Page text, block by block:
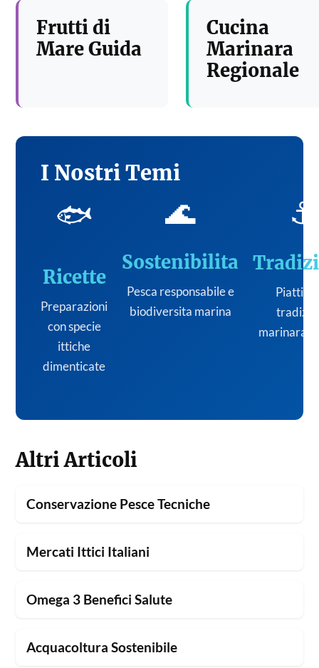
Frutti di
Mare Guida
Cucina
Marinara
Regionale
I Nostri Temi
🐟
Ricette
Preparazioni
con specie
ittiche
dimenticate
🌊
Sostenibilita
Pesca responsabile e
biodiversita marina
⚓
Piatti
marinara
Altri Articoli
Conservazione Pesce Tecniche
Mercati Ittici Italiani
Omega 3 Benefici Salute
Acquacoltura Sostenibile